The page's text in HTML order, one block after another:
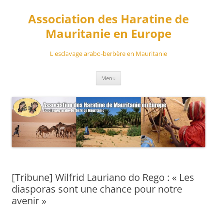
contenuAssociation des Haratine de
Mauritanie en Europe
L'esclavage arabo-berbère en Mauritanie
Menu
[Tribune] Wilfrid Lauriano do Rego : « Les
diasporas sont une chance pour notre
avenir »